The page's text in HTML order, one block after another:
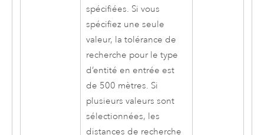
spécifiées. Si vous
spécifiez une seule
valeur, la tolérance de
recherche pour le type
d’entité en entrée est
de 500 mètres. Si
plusieurs valeurs sont
sélectionnées, les
distances de recherche